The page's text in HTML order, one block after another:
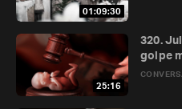
01:09:30
25:16
320.
golpe